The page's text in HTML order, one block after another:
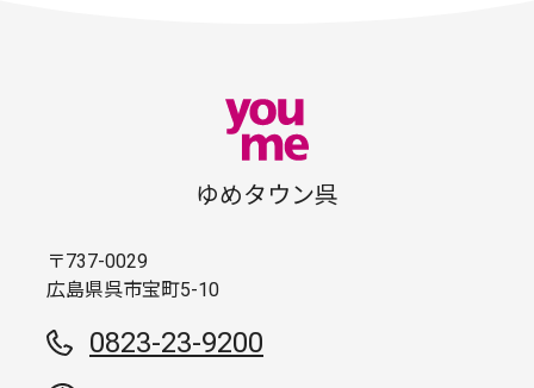
ゆめタウン呉
〒737-0029
広島県呉市宝町5-10
0823-23-9200